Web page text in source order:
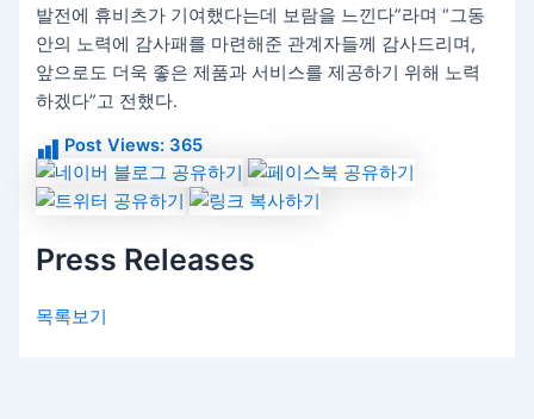
발전에 휴비츠가 기여했다는데 보람을 느낀다”라며 “그동
안의 노력에 감사패를 마련해준 관계자들께 감사드리며,
앞으로도 더욱 좋은 제품과 서비스를 제공하기 위해 노력
하겠다”고 전했다.
Post Views: 365
Press Releases
목록보기